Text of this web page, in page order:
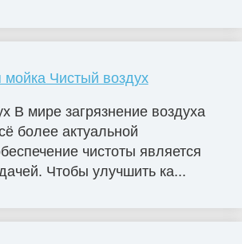
Чистый воздух
В мире загрязнение воздуха
более актуальной
чистоты является
Чтобы улучшить ка...